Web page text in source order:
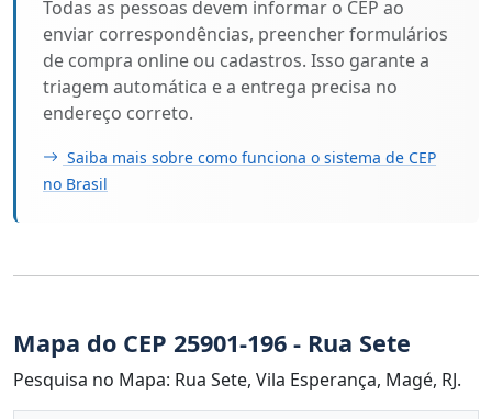
Todas as pessoas devem informar o CEP ao
enviar correspondências, preencher formulários
de compra online ou cadastros. Isso garante a
triagem automática e a entrega precisa no
endereço correto.
Saiba mais sobre como funciona o sistema de CEP
no Brasil
Mapa do CEP 25901-196 - Rua Sete
Pesquisa no Mapa: Rua Sete, Vila Esperança, Magé, RJ.